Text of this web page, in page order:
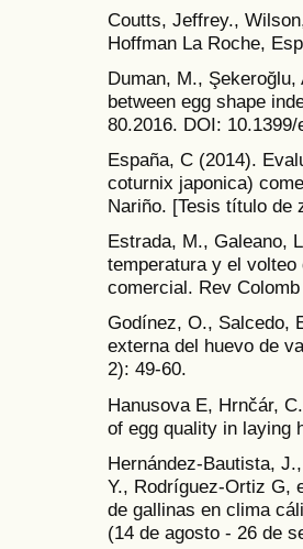
Coutts, Jeffrey.,
Hoffman La Roche,
Duman, M., Şekeroğlu,
between egg shape
80.2016. DOI: 10.1399/
España, C (2014).
coturnix japonica)
Nariño. [Tesis título de
Estrada, M., Galeano,
temperatura y el
comercial. Rev
Godínez, O., Salcedo,
externa del huevo de
2): 49-60.
Hanusova E, Hrnčár,
of egg quality in laying
Hernández-Bautista,
Y., Rodríguez-Ortiz G,
de gallinas en clima
(14 de agosto - 26 de